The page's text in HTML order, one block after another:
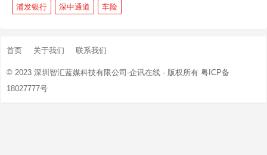
浦发银行 深中通道 车险
首页 关于我们 联系我们
© 2023 深圳智汇蓝媒科技有限公司-企讯在线 - 版权所有 粤ICP备
18027777号